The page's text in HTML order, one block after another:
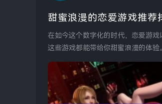
甜蜜浪漫的恋爱游戏推荐
在如今这个数字化的时代，恋爱游
这些游戏都能带给你甜蜜浪漫的体验
先不...